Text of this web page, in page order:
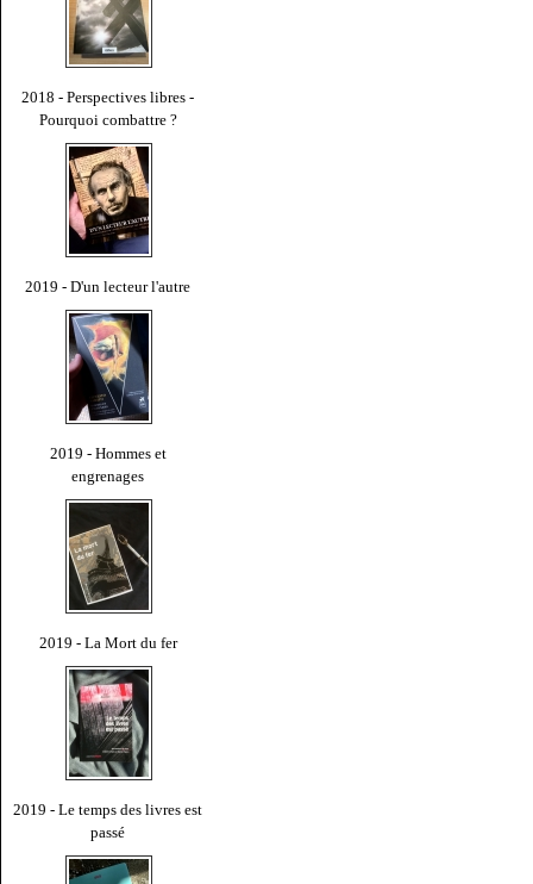
2018 - Perspectives libres -
Pourquoi combattre ?
2019 - D'un lecteur l'autre
2019 - Hommes et
engrenages
2019 - La Mort du fer
2019 - Le temps des livres est
passé